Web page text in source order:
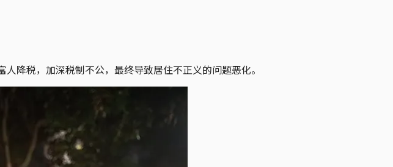
降税，加深税制不公，最终导致居住不正义的问题恶化。